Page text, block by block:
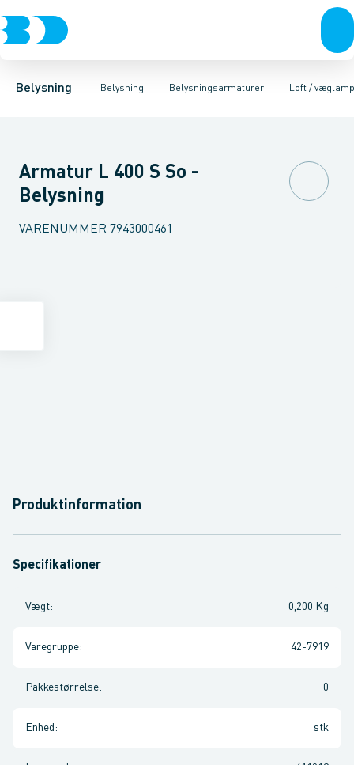
Belysning Belysning
Belysning Belysningsarmaturer
LyskilderBelysningsarmaturerLysstyringTilbehør tilLoft /
PendlerIndustriarmatur og halbelysningArmaturer for vej og
Armatur L 400 S So -
Belysning
VARENUMMER 7943000461
Produktinformation
Specifikationer
Vægt: 0,200 Kg
Varegruppe: 42-7919
Pakkestørrelse: 0
Enhed : stk